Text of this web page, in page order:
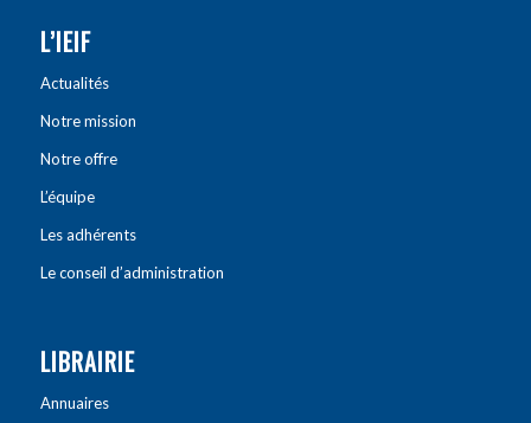
L’IEIF
Actualités
Notre mission
Notre offre
L’équipe
Les adhérents
Le conseil d’administration
LIBRAIRIE
Annuaires